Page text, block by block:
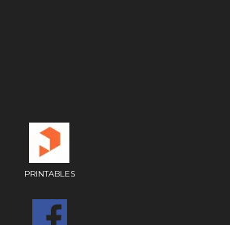
PRINTABLES